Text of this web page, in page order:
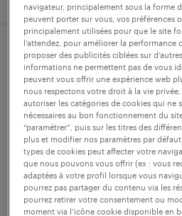
aide médico-
saint-gildas-des-bois,
intérim
14,00 € par heure
publié le 6 juillet 2026
navigateur, principalement sous la forme
peuvent porter sur vous, vos préférences
principalement utilisées pour que le site
l’attendez, pour améliorer la performance
proposer des publicités ciblées sur
informations ne permettent pas de vous
peuvent vous offrir une expérience web
nous respectons votre droit à la vie
autoriser les catégories de cookies qui ne
nécessaires au bon fonctionnement du
“paramétrer”, puis sur les titres des
plus et modifier nos paramètres par
types de cookies peut affecter votre
que nous pouvons vous offrir (ex : vous
adaptées à votre profil lorsque vous
pourrez pas partager du contenu via les
pourrez retirer votre consentement ou
moment via l’icône cookie disponible en